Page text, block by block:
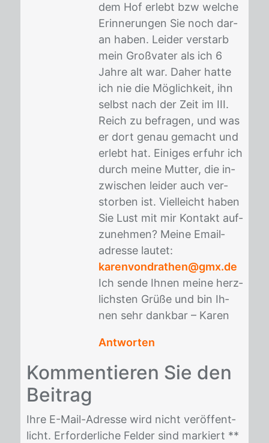
dem Hof er­lebt bzw wel­che
Er­in­ne­run­gen Sie noch dar­
an ha­ben. Lei­der ver­starb
mein Groß­va­ter als ich 6
Jah­re alt war. Da­her hat­te
ich nie die Mög­lich­keit, ihn
selbst nach der Zeit im III.
Reich zu be­fra­gen, und was
er dort ge­nau ge­macht und
er­lebt hat. Ei­ni­ges er­fuhr ich
durch mei­ne Mut­ter, die in­
zwi­schen lei­der auch ver­
stor­ben ist. Viel­leicht ha­ben
Sie Lust mit mir Kon­takt auf­
zu­neh­men? Mei­ne Email­
adres­se lau­tet:
karenvondrathen@gmx.de
Ich sen­de Ih­nen mei­ne herz­
lichs­ten Grü­ße und bin Ih­
nen sehr dank­bar – Ka­ren
Antworten
Kom­men­tie­ren Sie den
Bei­trag
Ihre E-Mail-Adres­se wird nicht ver­öf­fent­
licht. Er­for­der­li­che Fel­der sind mar­kiert **